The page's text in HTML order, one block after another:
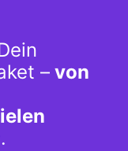
–von
.